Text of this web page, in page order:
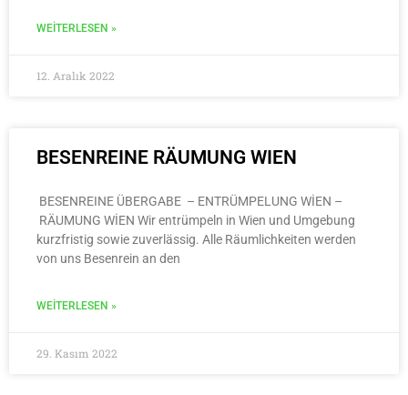
WEITERLESEN »
12. Aralık 2022
BESENREINE RÄUMUNG WIEN
BESENREINE ÜBERGABE – ENTRÜMPELUNG WİEN –
RÄUMUNG WİEN Wir entrümpeln in Wien und Umgebung
kurzfristig sowie zuverlässig. Alle Räumlichkeiten werden
von uns Besenrein an den
WEITERLESEN »
29. Kasım 2022